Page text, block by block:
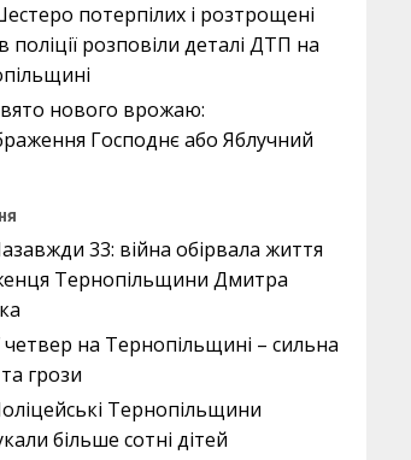
потерпілих і розтрощені
поліції розповіли деталі ДТП на
нового врожаю:
Господнє або Яблучний
33: війна обірвала життя
Тернопільщини Дмитра
четвер на Тернопільщині – сильна
грози
Тернопільщини
більше сотні дітей